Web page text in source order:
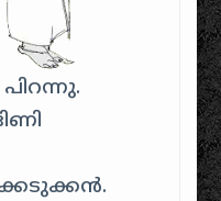
പിറന്നു.